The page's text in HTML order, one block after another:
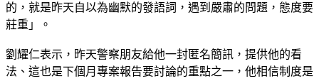
的，就是昨天自以為幽默的發語詞，遇到嚴肅的問題，態度要
莊重」。
劉耀仁表示，昨天警察朋友給他一封匿名簡訊，提供他的看
法、這也是下個月專案報告要討論的重點之一，他相信制度是